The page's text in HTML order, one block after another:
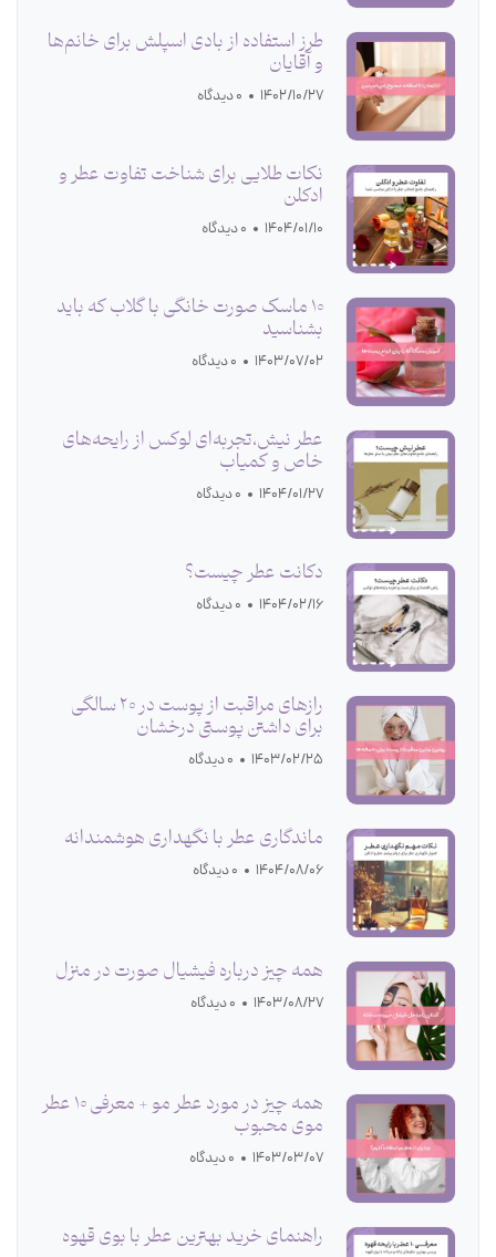
طرز استفاده از بادی اسپلش برای خانم‌ها
و آقایان
1402/10/27 0 دیدگاه
نکات طلایی برای شناخت تفاوت عطر و
ادکلن
1404/01/10 0 دیدگاه
10 ماسک صورت خانگی با گلاب که باید
بشناسید
1403/07/02 0 دیدگاه
عطر نیش،تجربه‌ای لوکس از رایحه‌های
خاص و کمیاب
1404/01/27 0 دیدگاه
دکانت عطر چیست؟
1404/02/16 0 دیدگاه
رازهای مراقبت از پوست در 20 سالگی
برای داشتن پوستی درخشان
1403/02/25 0 دیدگاه
ماندگاری عطر با نگهداری هوشمندانه
1404/08/06 0 دیدگاه
همه چیز درباره فیشیال صورت در منزل
1403/08/27 0 دیدگاه
همه چیز در مورد عطر مو + معرفی 10 عطر
موی محبوب
1403/03/07 0 دیدگاه
راهنمای خرید بهترین عطر با بوی قهوه